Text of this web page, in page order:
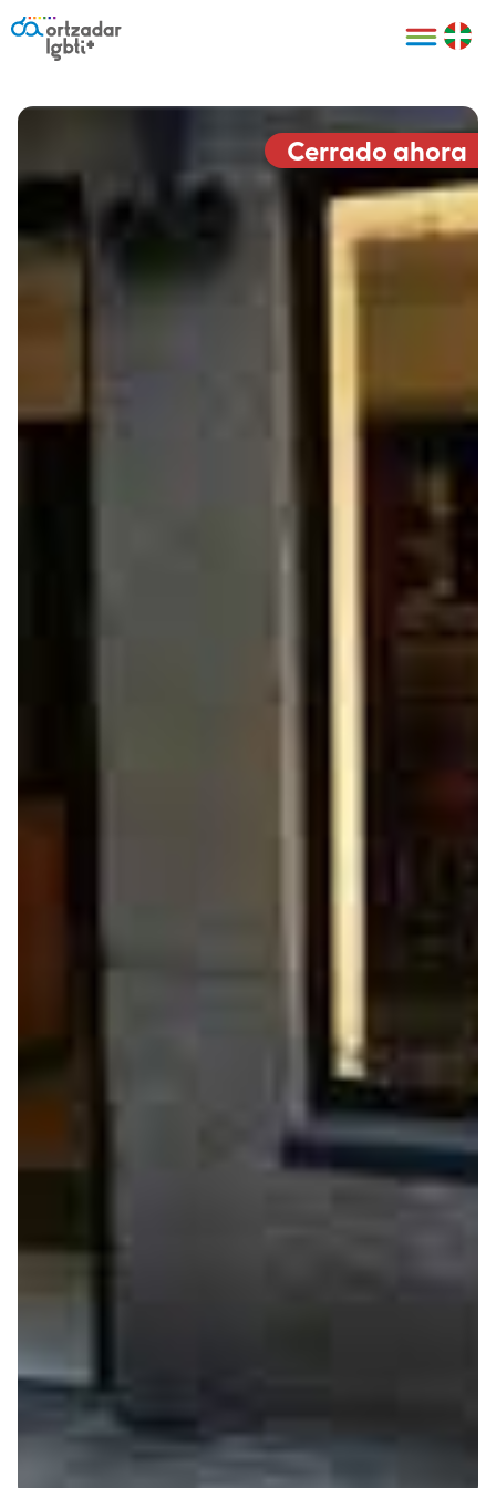
Personas
Bilbao Bizkaia
HARROladies
Derechos
humanos
II Conferencia
Te ayudamos
Certificado
empresarial
Red de puntos
Cerrado ahora